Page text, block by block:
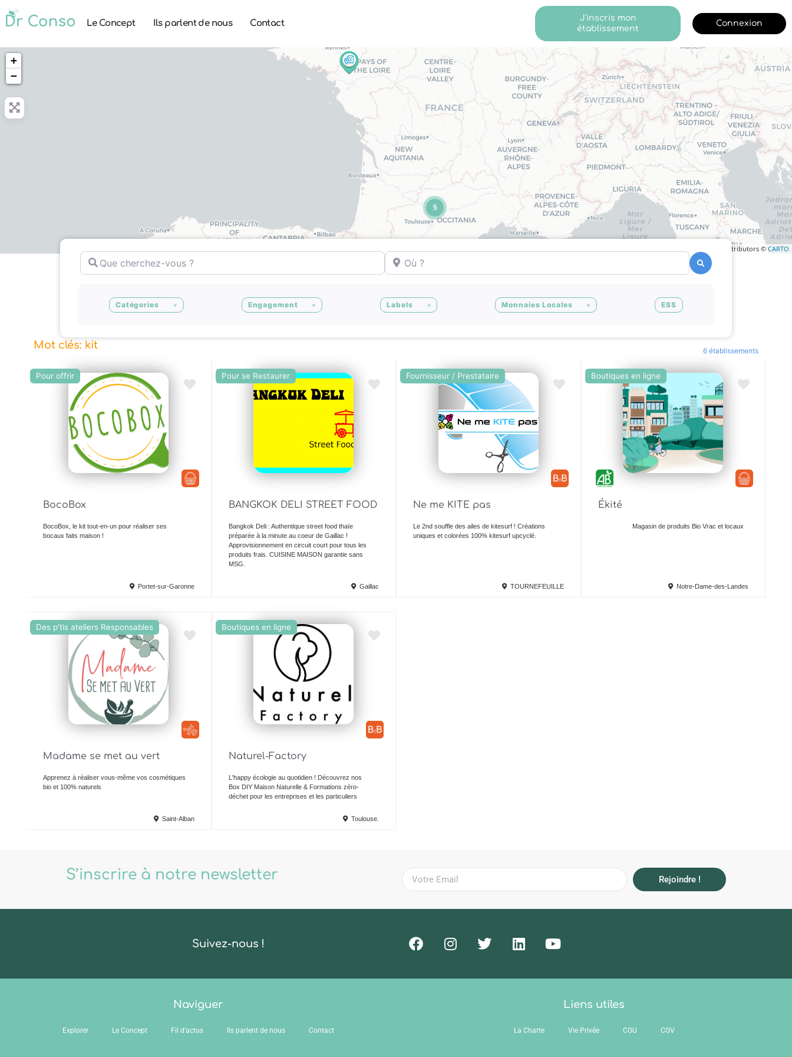
Le Concept Ils parlent de nous Contact
J'inscris mon
établissement
Connexion
5
+
−
contributors © CARTO
Que cherchez-vous ? Où ?
Catégories Engagement Labels Monnaies Locales ESS
Mot clés: kit 6 établissements
Pour offrir Ajouter en Favoris
BocoBox
BocoBox, le kit tout-en-un pour réaliser ses
bocaux faits maison !
Portet-sur-Garonne
Pour se Restaurer Ajouter en Favoris
BANGKOK DELI STREET FOOD
Bangkok Deli : Authentique street food thaïe
préparée à la minute au coeur de Gaillac !
Approvisionnement en circuit court pour tous les
produits frais. CUISINE MAISON garantie sans
MSG.
Gaillac
Fournisseur / Prestataire Ajouter en Favoris
Ne me KITE pas
Le 2nd souffle des ailes de kitesurf ! Créations
uniques et colorées 100% kitesurf upcyclé.
TOURNEFEUILLE
Boutiques en ligne
Ékité
Magasin de produits Bio Vrac et locaux
Notre-Dame-des-Landes
Des p'tis ateliers Responsables Ajouter en Favoris
Madame se met au vert
Apprenez à réaliser vous-même vos cosmétiques
bio et 100% naturels
Saint-Alban
Boutiques en ligne
Naturel-Factory
L'happy écologie au quotidien ! Découvrez nos
Box DIY Maison Naturelle & Formations zéro-
déchet pour les entreprises et les particuliers
Toulouse.
S’inscrire à notre newsletter Rejoindre !
Suivez-nous !
Naviguer
Explorer Le Concept Fil d’actus Ils parlent de nous Contact
Liens utiles
La Charte Vie Privée CGU CGV